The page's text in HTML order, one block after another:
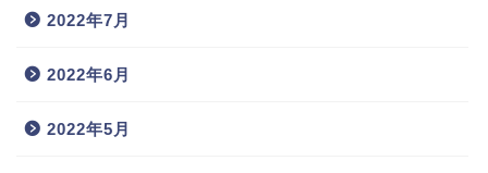
2022年7月
2022年6月
2022年5月